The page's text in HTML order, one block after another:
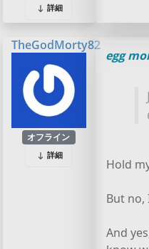
詳細
TheGodMorty82
オフライン
詳細
egg
Hold
But no,
And